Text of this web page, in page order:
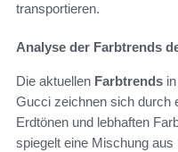
transportieren.
Analyse der Farbtrends
Die aktuellen Farbtrends
Gucci zeichnen sich durch
Erdtönen und lebhaften
spiegelt eine Mischung